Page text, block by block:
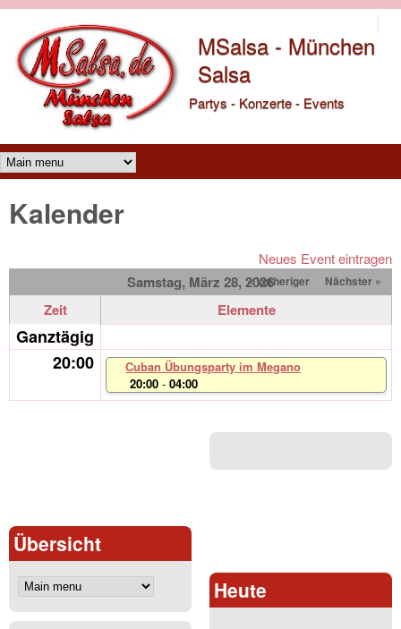
MSalsa - München
Salsa
Partys - Konzerte - Events
Main menu
Kalender
Neues Event eintragen
Samstag, März 28, 2026« Vorheriger Nächster »
Zeit Elemente
Ganztägig
20:00
Cuban Übungsparty im Megano
20:00 -04:00
Übersicht
Heute